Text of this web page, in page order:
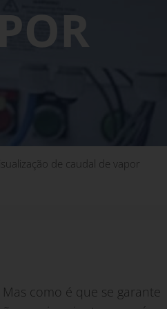
de caudal de vapor
como é que se garante